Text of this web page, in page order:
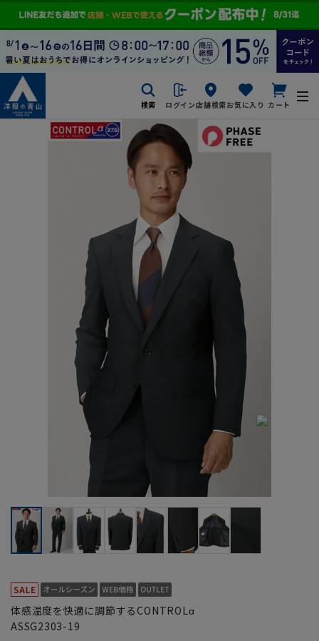
検索 ログイン店舗検索お気に入り カート
体感温度を快適に調節するCONTROLα
ASSG2303-19